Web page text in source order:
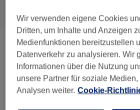
Massagen ( 19 )
Herren - Haarschnitte & Stylings
Maniküre & Pediküre (3)
Wir verwenden eigene Cookies
Dritten, um Inhalte und Anzeigen
Medienfunktionen bereitzustellen
Datenverkehr zu analysieren. Wir
Informationen über die Nutzung
unsere Partner für soziale
Analysen weiter. Cookie-